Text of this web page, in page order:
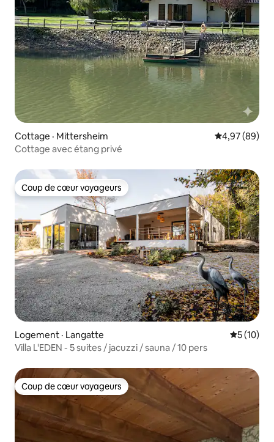
Cottage · Mittersheim Note
4,97 (89)
Cottage avec étang privé
Coup de cœur voyageurs
Coup de cœur voyageurs
Logement · Langatte Note
5 (10)
Villa L'EDEN - 5 suites / jacuzzi / sauna / 10 pers
Coup de cœur voyageurs
Coup de cœur voyageurs